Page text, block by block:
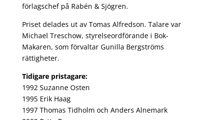
förlagschef på Rabén & Sjögren.
Priset delades ut av Tomas Alfredson. Talare var
Michael Treschow, styrelseordförande i Bok-
Makaren, som förvaltar Gunilla Bergströms
rättigheter.
Tidigare pristagare:
1992 Suzanne Osten
1995 Erik Haag
1997 Thomas Tidholm och Anders Alnemark